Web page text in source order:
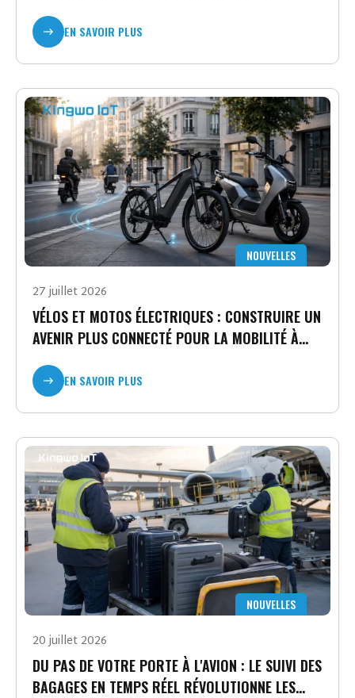
STRATÉGIQUE.
EN SAVOIR PLUS
NOUVELLES
27 juillet 2026
VÉLOS ET MOTOS ÉLECTRIQUES : CONSTRUIRE UN
AVENIR PLUS CONNECTÉ POUR LA MOBILITÉ À
EN SAVOIR PLUS
NOUVELLES
20 juillet 2026
DU PAS DE VOTRE PORTE À L'AVION : LE SUIVI DES
BAGAGES EN TEMPS RÉEL RÉVOLUTIONNE LES